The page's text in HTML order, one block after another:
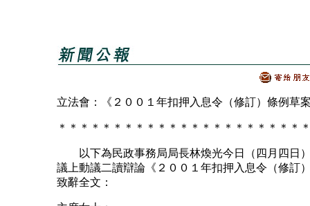
立法會：《２００１年扣押入息令（修訂）條例草
＊＊＊＊＊＊＊＊＊＊＊＊＊＊＊＊＊＊＊＊＊＊
以下為民政事務局局長林煥光今日（四月四日
議上動議二讀辯論《２００１年扣押入息令（修訂
致辭全文：